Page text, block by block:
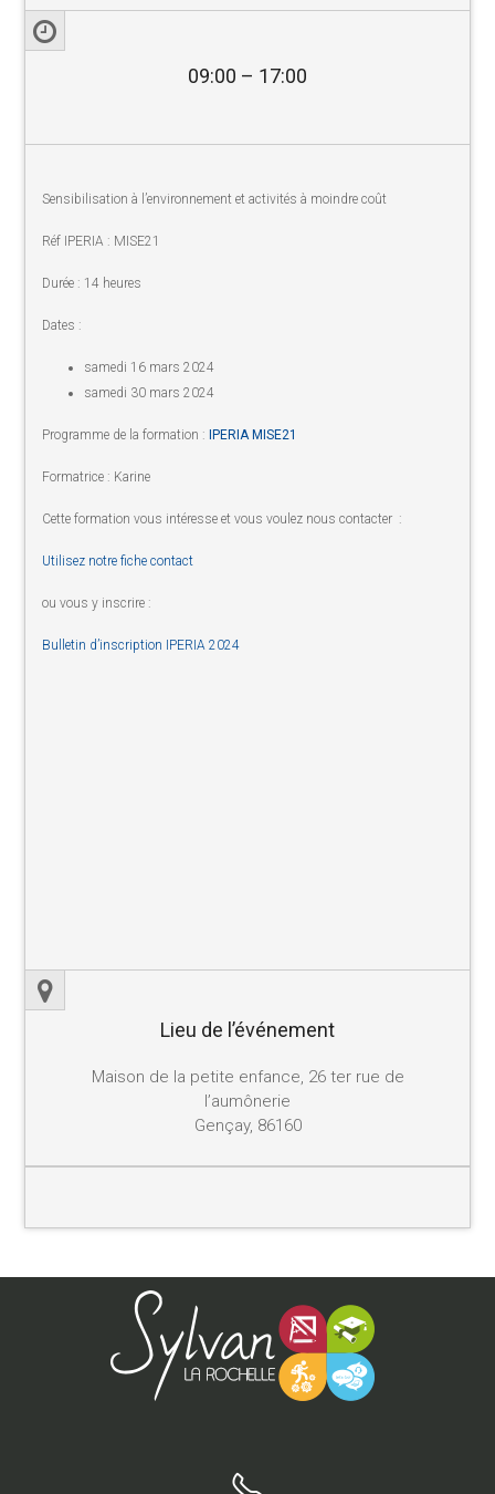
09:00 – 17:00
Sensibilisation à l’environnement et activités à moindre coût
Réf IPERIA : MISE21
Durée : 14 heures
Dates :
samedi 16 mars 2024
samedi 30 mars 2024
Programme de la formation : IPERIA MISE21
Formatrice : Karine
Cette formation vous intéresse et vous voulez nous contacter :
Utilisez notre fiche contact
ou vous y inscrire :
Bulletin d’inscription IPERIA 2024
Lieu de l’événement
Maison de la petite enfance, 26 ter rue de
l’aumônerie
Gençay, 86160